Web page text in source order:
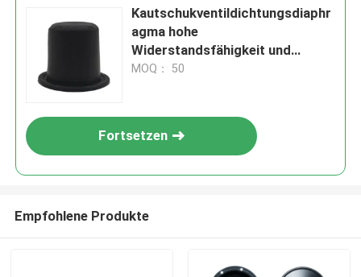
Kautschukventildichtungsdiaphr
agma hohe
Widerstandsfähigkeit und
Elastizität für industrielle
MOQ： 50
Fortsetzen
Empfohlene Produkte